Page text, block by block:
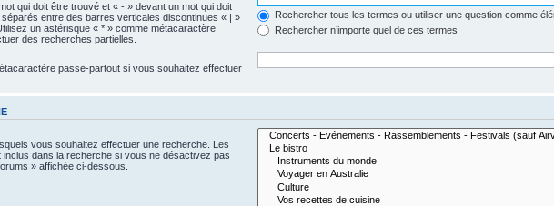
qui doit être trouvé et « - » devant un mot qui doit
entre des barres verticales discontinues « | »
un astérisque « * » comme métacaractère
des recherches partielles.
Rechercher tous les termes ou utiliser une question comme
Rechercher n’importe quel de ces termes
passe-partout si vous souhaitez effectuer
vous souhaitez effectuer une recherche. Les
dans la recherche si vous ne désactivez pas
» affichée ci-dessous.